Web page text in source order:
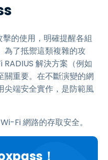
的使用，明確提醒各組
為了抵禦這類複雜的攻
解決方案（例如
重要。在不斷演變的網
尖端安全實作，是防範風
Fi 網路的存取安全。
！